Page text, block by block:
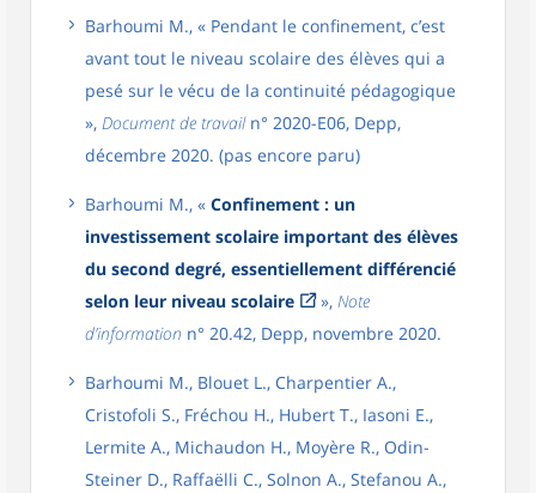
Barhoumi M., « Pendant le confinement, c’est
avant tout le niveau scolaire des élèves qui a
pesé sur le vécu de la continuité pédagogique
», Document de travailn° 2020-E06, Depp,
décembre 2020. (pas encore paru)
Barhoumi M., « Confinement : un
investissement scolaire important des élèves
du second degré, essentiellement différencié
selon leur niveau scolaire
», Note
d’information n° 20.42, Depp, novembre 2020.
Barhoumi M., Blouet L., Charpentier A.,
Cristofoli S., Fréchou H., Hubert T., Iasoni E.,
Lermite A., Michaudon H., Moyère R., Odin-
Steiner D., Raffaëlli C., Solnon A., Stefanou A.,